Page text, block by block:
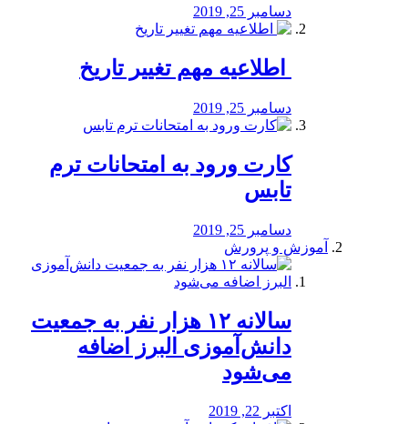
دسامبر 25, 2019
️ اطلاعیه مهم تغییر تاریخ
دسامبر 25, 2019
کارت ورود به امتحانات ترم
تابس
دسامبر 25, 2019
آموزش و پرورش
️سالانه ۱۲ هزار نفر به جمعیت
دانش‌آموزی البرز اضافه
می‌شود
اکتبر 22, 2019